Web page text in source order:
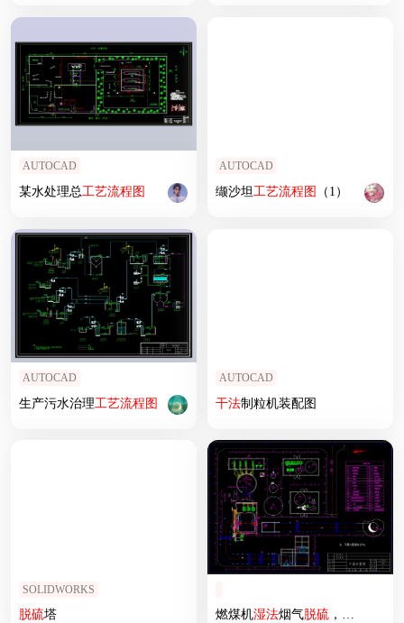
AUTOCAD
某水处理总工艺流程图
AUTOCAD
缬沙坦工艺流程图 （1）
AUTOCAD
生产污水治理工艺流程图
AUTOCAD
干法制粒机装配图
SOLIDWORKS
脱硫塔 燃煤机湿法烟气脱硫，平面管路